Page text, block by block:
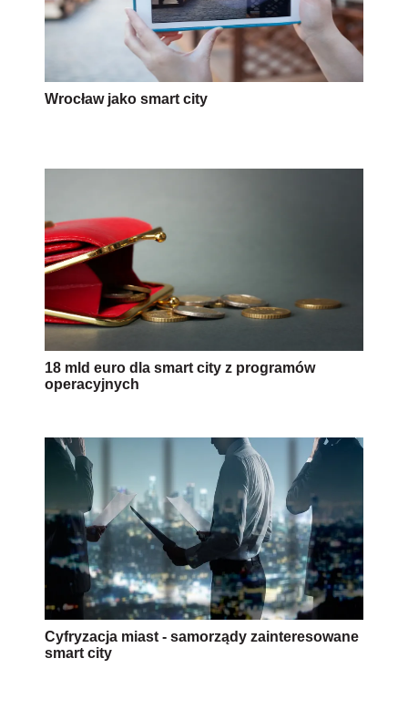
Wrocław jako smart city
18 mld euro dla smart city z programów
operacyjnych
Cyfryzacja miast - samorządy zainteresowane
smart city